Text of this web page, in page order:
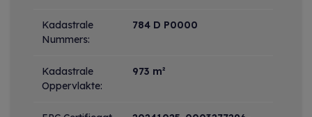
Kadastrale
Nummers:
784 D P0000
Kadastrale
Oppervlakte:
973 m²